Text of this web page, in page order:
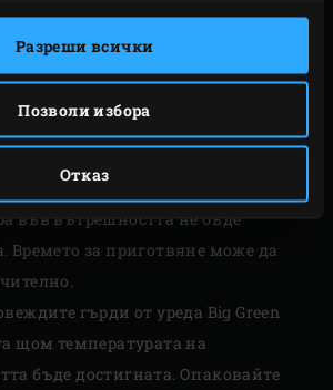
Разреши всички
Позволи избора
Отказ
на термометъра на 85°C.
от 135°C, докато зададената
във вътрешността не бъде
Времето за приготвяне може да
гърди от уреда Big Green
щом температурата на
бъде достигната. Опаковайте